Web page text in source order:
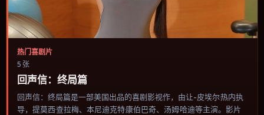
热门喜剧片
5 张
回声信：终局篇
回声信：终局篇是一部美国出品的喜剧影视作，由让-皮埃尔·热内执
导，提莫西·查拉梅、本尼迪克特·康伯巴奇、汤姆·哈迪等主演。影片